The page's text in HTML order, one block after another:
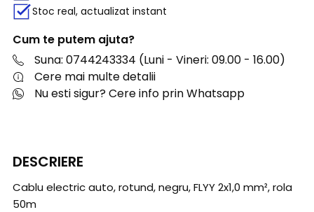
Stoc real, actualizat instant
Cum te putem ajuta?
Suna: 0744243334 (Luni - Vineri: 09.00 - 16.00)
Cere mai multe detalii
Nu esti sigur? Cere info prin Whatsapp
DESCRIERE
Cablu electric auto, rotund, negru, FLYY 2x1,0 mm², rola
50m